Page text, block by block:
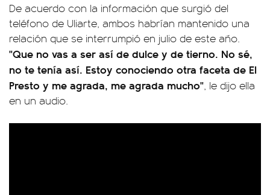
De acuerdo con la información que surgió del
teléfono de Uliarte, ambos habrían mantenido una
relación que se interrumpió en julio de este año.
"Que no vas a ser así de dulce y de tierno. No sé,
no te tenía así. Estoy conociendo otra faceta de El
Presto y me agrada, me agrada mucho", le dijo ella
en un audio.